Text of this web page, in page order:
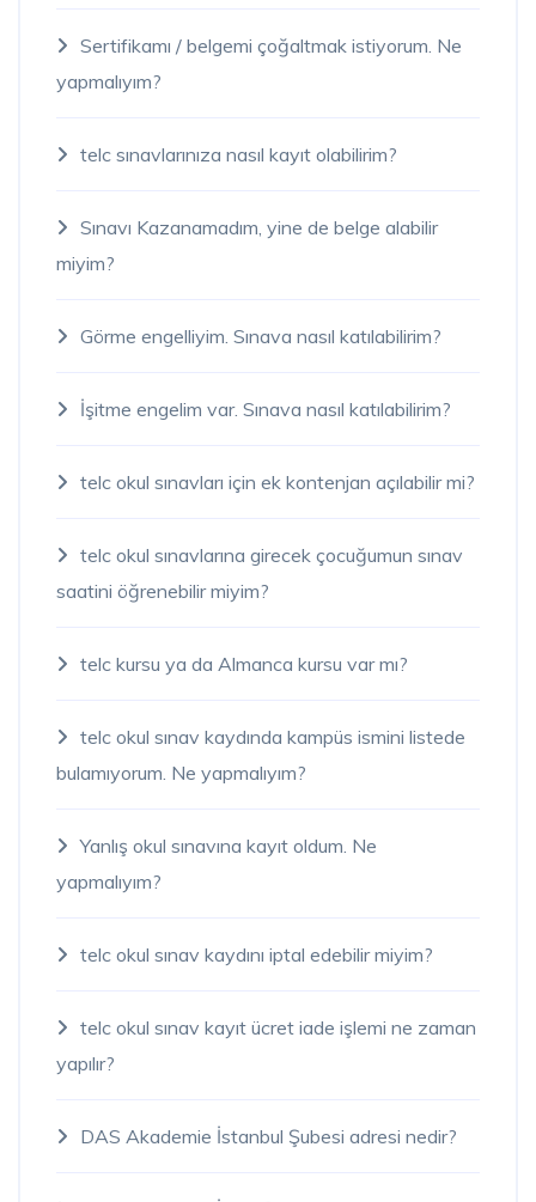
Sertifikamı / belgemi çoğaltmak istiyorum. Ne
yapmalıyım?
telc sınavlarınıza nasıl kayıt olabilirim?
Sınavı Kazanamadım, yine de belge alabilir
miyim?
Görme engelliyim. Sınava nasıl katılabilirim?
İşitme engelim var. Sınava nasıl katılabilirim?
telc okul sınavları için ek kontenjan açılabilir mi?
telc okul sınavlarına girecek çocuğumun sınav
saatini öğrenebilir miyim?
telc kursu ya da Almanca kursu var mı?
telc okul sınav kaydında kampüs ismini listede
bulamıyorum. Ne yapmalıyım?
Yanlış okul sınavına kayıt oldum. Ne
yapmalıyım?
telc okul sınav kaydını iptal edebilir miyim?
telc okul sınav kayıt ücret iade işlemi ne zaman
yapılır?
DAS Akademie İstanbul Şubesi adresi nedir?